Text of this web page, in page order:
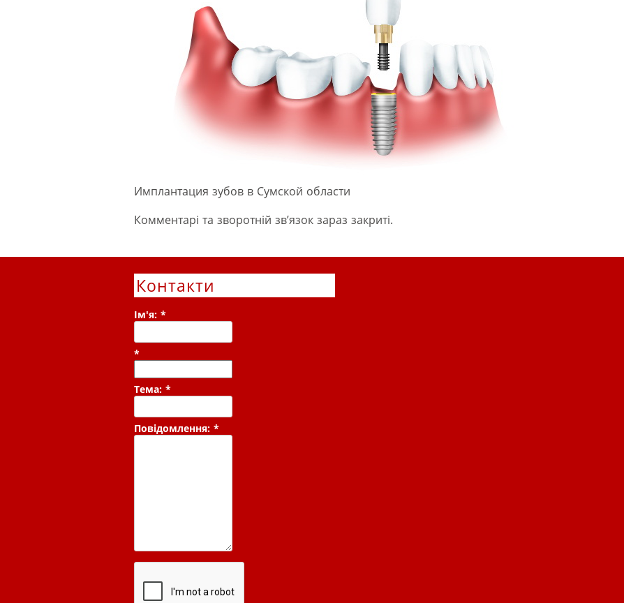
Имплантация зубов в Сумской области
Комментарі та зворотній зв’язок зараз закриті.
Контакти
Ім'я: *
*
Тема: *
Повідомлення: *